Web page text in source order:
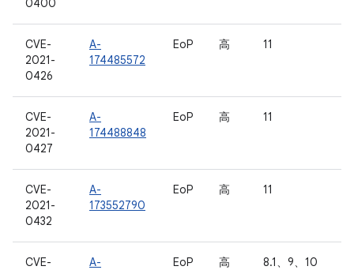
0400
CVE-
2021-
0426
A-
174485572
EoP 高 11
CVE-
2021-
0427
A-
174488848
EoP 高 11
CVE-
2021-
0432
A-
173552790
EoP 高 11
CVE-
A-
EoP 高 8.1、9、10